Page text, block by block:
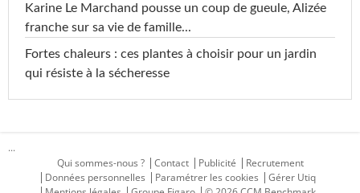
Karine Le Marchand pousse un coup de gueule, Alizée
franche sur sa vie de famille...
Fortes chaleurs : ces plantes à choisir pour un jardin
qui résiste à la sécheresse
...
Qui sommes-nous ?
Contact Publicité
Recrutement
Données personnelles
Paramétrer les cookies
Gérer Utiq